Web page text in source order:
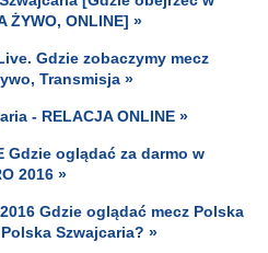
ŻYWO, ONLINE] »
Gdzie zobaczymy mecz
Transmisja »
- RELACJA ONLINE »
Gdzie oglądać za darmo w
2016 »
Gdzie oglądać mecz Polska
Szwajcaria? »